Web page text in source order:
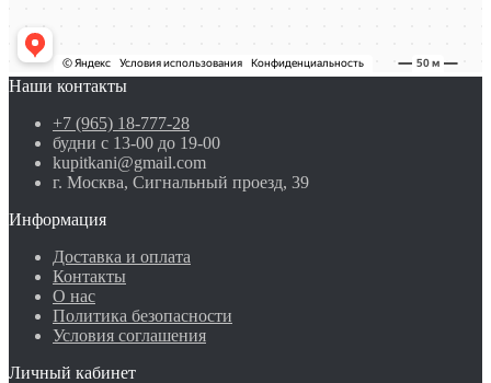
Наши контакты
+7 (965) 18-777-28
будни с 13-00 до 19-00
kupitkani@gmail.com
г. Москва, Сигнальный проезд, 39
Информация
Доставка и оплата
Контакты
О нас
Политика безопасности
Условия соглашения
Личный кабинет